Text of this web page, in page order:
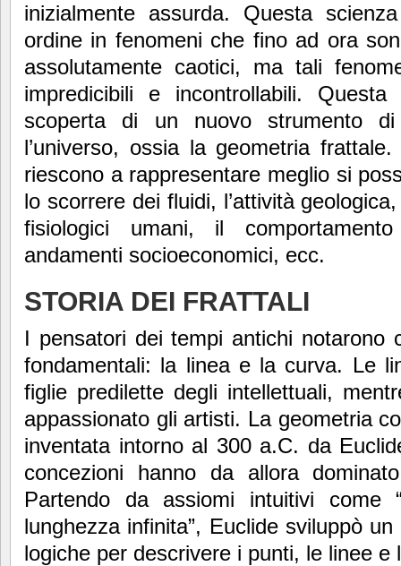
inizialmente assurda. Questa
ordine in fenomeni che fino ad ora
assolutamente caotici, ma tali
impredicibili e incontrollabili.
scoperta di un nuovo strumento
l’universo, ossia la geometria
riescono a rappresentare meglio si
lo scorrere dei fluidi, l’attività
fisiologici umani, il
andamenti socioeconomici, ecc.
STORIA DEI FRATTALI
I pensatori dei tempi antichi notarono
fondamentali: la linea e la curva. Le
figlie predilette degli intellettuali,
appassionato gli artisti. La geometria
inventata intorno al 300 a.C. da
concezioni hanno da allora
Partendo da assiomi intuitivi come
lunghezza infinita”, Euclide sviluppò
logiche per descrivere i punti, le linee e